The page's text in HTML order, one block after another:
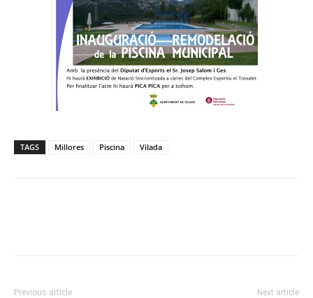
TAGS Millores Piscina Vilada
Previous article Next article